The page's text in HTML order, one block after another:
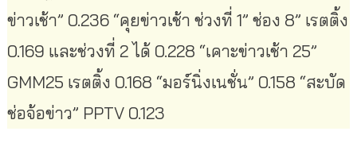
ข่าวเช้า” 0.236 “คุยข่าวเช้า ช่วงที่ 1” ช่อง 8” เรตติ้ง
0.169 และช่วงที่ 2 ได้ 0.228 “เคาะข่าวเช้า 25”
GMM25 เรตติ้ง 0.168 “มอร์นิ่งเนชั่น” 0.158 “สะบัด
ช่อจ้อข่าว” PPTV 0.123